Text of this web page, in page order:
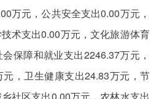
万元，公共安全支出0.00万元，
术支出0.00万元，文化旅游体育
保障和就业支出2246.37万元，
，卫生健康支出24.83万元，节